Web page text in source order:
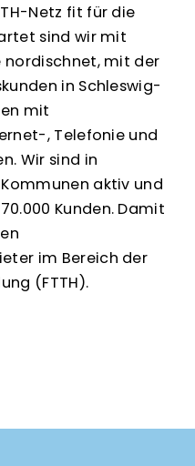
Netz fit für die
sind wir mit
nordischnet, mit der
in Schleswig-
mit
, Telefonie und
Wir sind in
aktiv und
Kunden. Damit
im Bereich der
(FTTH).